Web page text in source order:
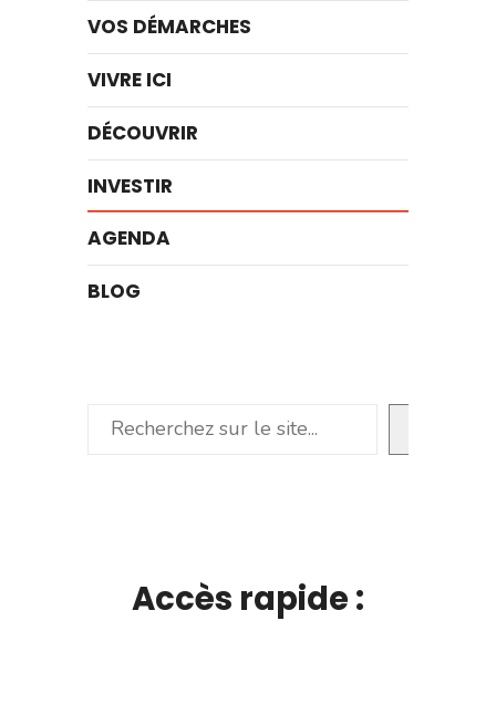
VOS DÉMARCHES
VIVRE ICI
DÉCOUVRIR
INVESTIR
AGENDA
BLOG
Rechercher
Accès rapide :